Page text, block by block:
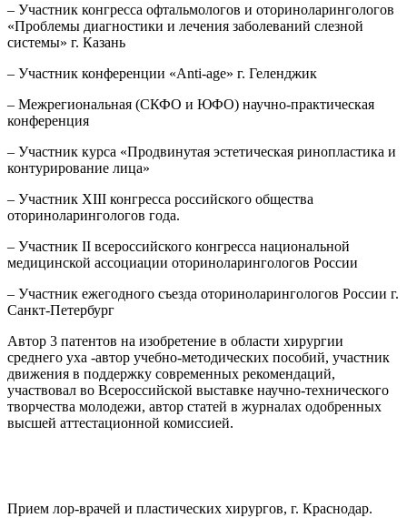
– Участник конгресса офтальмологов и оториноларингологов
«Проблемы диагностики и лечения заболеваний слезной
системы» г. Казань
– Участник конференции «Anti-age» г. Геленджик
– Межрегиональная (СКФО и ЮФО) научно-практическая
конференция
– Участник курса «Продвинутая эстетическая ринопластика и
контурирование лица»
– Участник XIII конгресса российского общества
оториноларингологов года.
– Участник II всероссийского конгресса национальной
медицинской ассоциации оториноларингологов России
– Участник ежегодного съезда оториноларингологов России г.
Санкт-Петербург
Автор 3 патентов на изобретение в области хирургии
среднего уха -автор учебно-методических пособий, участник
движения в поддержку современных рекомендаций,
участвовал во Всероссийской выставке научно-технического
творчества молодежи, автор статей в журналах одобренных
высшей аттестационной комиссией.
Прием лор-врачей и пластических хирургов, г. Краснодар.